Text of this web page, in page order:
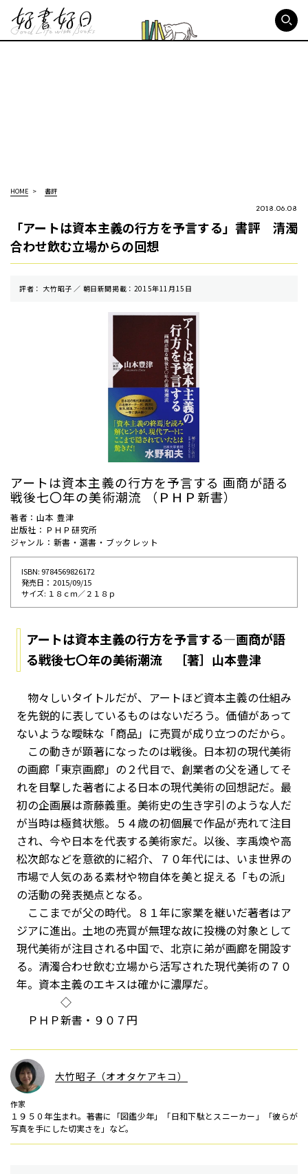
HOME 書評
2018.06.08
「アートは資本主義の行方を予言する」書評 清濁
合わせ飲む立場からの回想
評者： 大竹昭子 ／ 朝⽇新聞掲載：2015年11月15日
アートは資本主義の行方を予言する 画商が語る
戦後七〇年の美術潮流 （ＰＨＰ新書）
著者：山本 豊津
出版社：ＰＨＰ研究所
ジャンル：新書・選書・ブックレット
ISBN: 9784569826172
発売⽇： 2015/09/15
サイズ: １８ｃｍ／２１８ｐ
アートは資本主義の行方を予言する—画商が語
る戦後七〇年の美術潮流 ［著］山本豊津
物々しいタイトルだが、アートほど資本主義の仕組み
を先鋭的に表しているものはないだろう。価値があって
ないような曖昧な「商品」に売買が成り立つのだから。
この動きが顕著になったのは戦後。日本初の現代美術
の画廊「東京画廊」の２代目で、創業者の父を通してそ
れを目撃した著者による日本の現代美術の回想記だ。最
初の企画展は斎藤義重。美術史の生き字引のような人だ
が当時は極貧状態。５４歳の初個展で作品が売れて注目
され、今や日本を代表する美術家だ。以後、李禹煥や高
松次郎などを意欲的に紹介、７０年代には、いま世界の
市場で人気のある素材や物自体を美と捉える「もの派」
の活動の発表拠点となる。
ここまでが父の時代。８１年に家業を継いだ著者はア
ジアに進出。土地の売買が無理な故に投機の対象として
現代美術が注目される中国で、北京に弟が画廊を開設す
る。清濁合わせ飲む立場から活写された現代美術の７０
年。資本主義のエキスは確かに濃厚だ。
◇
ＰＨＰ新書・９０７円
大竹昭子（オオタケアキコ）
作家
１９５０年生まれ。著書に「図鑑少年」「日和下駄とスニーカー」「彼らが
写真を手にした切実さを」など。